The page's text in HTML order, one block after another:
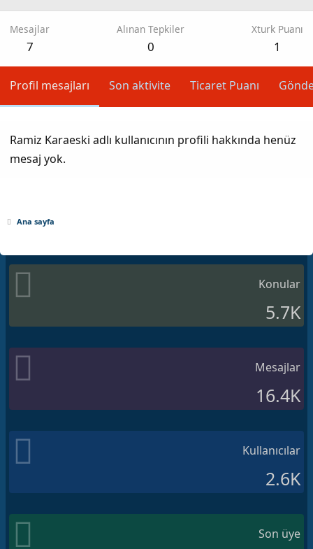
Mesajlar
7
Alınan Tepkiler
0
Xturk Puanı
1
Profil mesajları Son aktivite Ticaret Puanı
Ramiz Karaeski adlı kullanıcının profili hakkında henüz
mesaj yok.
Ana sayfa
Konular
5.7K
Mesajlar
16.4K
Kullanıcılar
2.6K
Son üye